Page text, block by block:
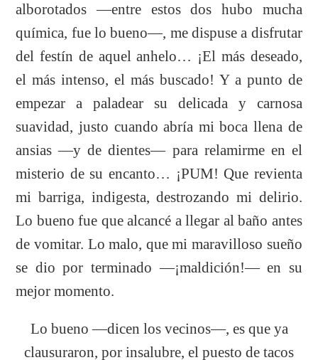
alborotados —entre estos dos hubo mucha
química, fue lo bueno—, me dispuse a disfrutar
del festín de aquel anhelo… ¡El más deseado,
el más intenso, el más buscado! Y a punto de
empezar a paladear su delicada y carnosa
suavidad, justo cuando abría mi boca llena de
ansias —y de dientes— para relamirme en el
misterio de su encanto… ¡PUM! Que revienta
mi barriga, indigesta, destrozando mi delirio.
Lo bueno fue que alcancé a llegar al baño antes
de vomitar. Lo malo, que mi maravilloso sueño
se dio por terminado —¡maldición!— en su
mejor momento.
Lo bueno —dicen los vecinos—, es que ya
clausuraron, por insalubre, el puesto de tacos